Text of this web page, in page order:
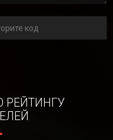
РЕЙТИНГУ